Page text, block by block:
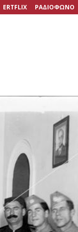
ERTFLIX ΡΑΔΙΟΦΩΝΟ